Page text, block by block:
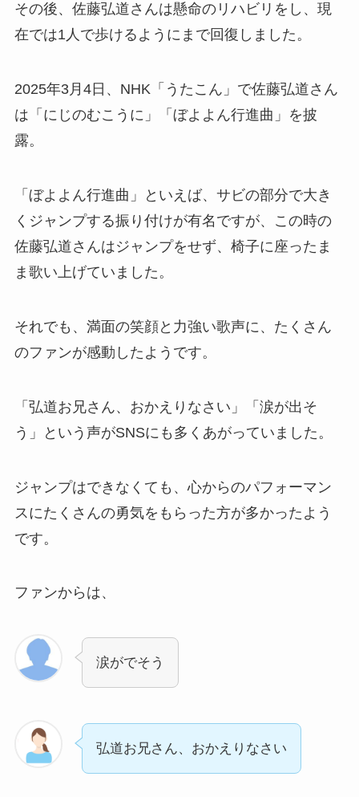
その後、佐藤弘道さんは懸命のリハビリをし、現
在では1人で歩けるようにまで回復しました。
2025年3月4日、NHK「うたこん」で佐藤弘道さん
は「にじのむこうに」「ぼよよん行進曲」を披
露。
「ぼよよん行進曲」といえば、サビの部分で大き
くジャンプする振り付けが有名ですが、この時の
佐藤弘道さんはジャンプをせず、椅子に座ったま
ま歌い上げていました。
それでも、満面の笑顔と力強い歌声に、たくさん
のファンが感動したようです。
「弘道お兄さん、おかえりなさい」「涙が出そ
う」という声がSNSにも多くあがっていました。
ジャンプはできなくても、心からのパフォーマン
スにたくさんの勇気をもらった方が多かったよう
です。
ファンからは、
涙がでそう
弘道お兄さん、おかえりなさい